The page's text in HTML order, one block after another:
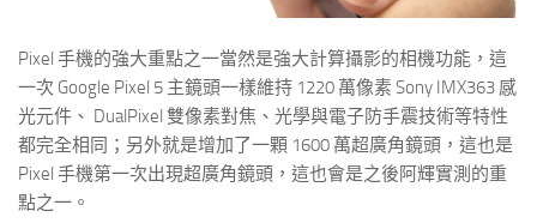
Pixel 手機的強大重點之一當然是強大計算攝影的相機功能，這
一次 Google Pixel 5 主鏡頭一樣維持 1220 萬像素 Sony IMX363 感
光元件、 DualPixel 雙像素對焦、光學與電子防手震技術等特性
都完全相同；另外就是增加了一顆 1600 萬超廣角鏡頭，這也是
Pixel 手機第一次出現超廣角鏡頭，這也會是之後阿輝實測的重
點之一。